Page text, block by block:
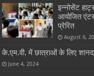
इन्नोसेंट
आयोजित
प्रेरित
August 6,
के.एम.वी. में छात्राओं के लिए
June 4, 2024